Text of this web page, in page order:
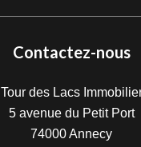
Contactez-nous
Tour des Lacs
5 avenue du Petit Port
74000Annecy